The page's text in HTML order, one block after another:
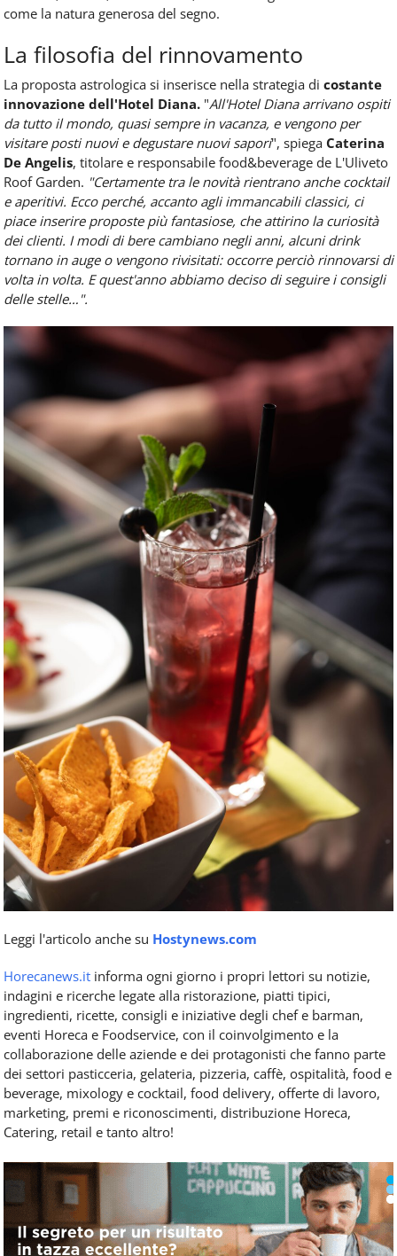
come la natura generosa del segno.
La filosofia del rinnovamento
La proposta astrologica si inserisce nella strategia di costante
innovazione dell'Hotel Diana. "All'Hotel Diana arrivano ospiti
da tutto il mondo, quasi sempre in vacanza, e vengono per
visitare posti nuovi e degustare nuovi sapori", spiega Caterina
De Angelis, titolare e responsabile food&beverage de L'Uliveto
Roof Garden. "Certamente tra le novità rientrano anche cocktail
e aperitivi. Ecco perché, accanto agli immancabili classici, ci
piace inserire proposte più fantasiose, che attirino la curiosità
dei clienti. I modi di bere cambiano negli anni, alcuni drink
tornano in auge o vengono rivisitati: occorre perciò rinnovarsi di
volta in volta. E quest'anno abbiamo deciso di seguire i consigli
delle stelle…".
Leggi l'articolo anche su Hostynews.com
Horecanews.it informa ogni giorno i propri lettori su notizie,
indagini e ricerche legate alla ristorazione, piatti tipici,
ingredienti, ricette, consigli e iniziative degli chef e barman,
eventi Horeca e Foodservice, con il coinvolgimento e la
collaborazione delle aziende e dei protagonisti che fanno parte
dei settori pasticceria, gelateria, pizzeria, caffè, ospitalità, food e
beverage, mixology e cocktail, food delivery, offerte di lavoro,
marketing, premi e riconoscimenti, distribuzione Horeca,
Catering, retail e tanto altro!